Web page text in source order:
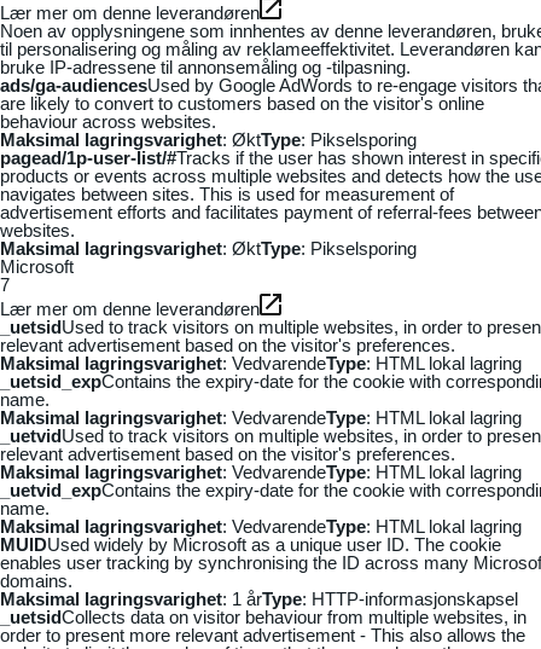
Lær mer om denne leverandøren
Noen av opplysningene som innhentes av denne leverandøren,
til personalisering og måling av reklameeffektivitet. Leverandøren
bruke IP-adressene til annonsemåling og -tilpasning.
ads/ga-audiencesUsed by Google AdWords to re-engage visitors
are likely to convert to customers based on the visitor's online
behaviour across websites.
Maksimal lagringsvarighet: ØktType: Pikselsporing
pagead/1p-user-list/#Tracks if the user has shown interest in
products or events across multiple websites and detects how the
navigates between sites. This is used for measurement of
advertisement efforts and facilitates payment of referral-fees
websites.
Maksimal lagringsvarighet: ØktType: Pikselsporing
Microsoft
7
Lær mer om denne leverandøren
_uetsidUsed to track visitors on multiple websites, in order to
relevant advertisement based on the visitor's preferences.
Maksimal lagringsvarighet: VedvarendeType: HTML lokal lagring
_uetsid_expContains the expiry-date for the cookie with
name.
Maksimal lagringsvarighet: VedvarendeType: HTML lokal lagring
_uetvidUsed to track visitors on multiple websites, in order to
relevant advertisement based on the visitor's preferences.
Maksimal lagringsvarighet: VedvarendeType: HTML lokal lagring
_uetvid_expContains the expiry-date for the cookie with
name.
Maksimal lagringsvarighet: VedvarendeType: HTML lokal lagring
MUIDUsed widely by Microsoft as a unique user ID. The cookie
enables user tracking by synchronising the ID across many
domains.
Maksimal lagringsvarighet: 1 årType: HTTP-informasjonskapsel
_uetsidCollects data on visitor behaviour from multiple websites, in
order to present more relevant advertisement - This also allows the